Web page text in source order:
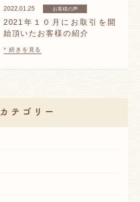
2022.01.25 お客様の声
2021年１０月にお取引を開
始頂いたお客様の紹介
続きを見る